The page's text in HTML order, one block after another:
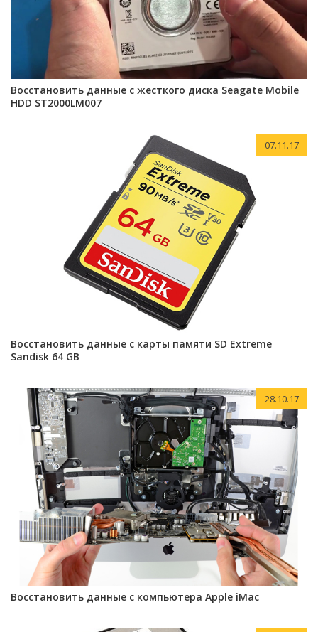
Восстановить данные с жесткого диска Seagate Mobile
HDD ST2000LM007
07.11.17
Восстановить данные с карты памяти SD Extreme
Sandisk 64 GB
28.10.17
Восстановить данные с компьютера Apple iMac